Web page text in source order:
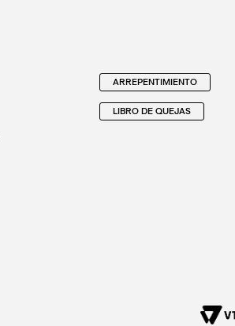
ARREPENTIMIENTO
LIBRO DE QUEJAS